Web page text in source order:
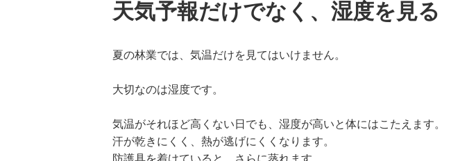
天気予報だけでなく、湿度を見る
夏の林業では、気温だけを見てはいけません。
大切なのは湿度です。
気温がそれほど高くない日でも、湿度が高いと体にはこたえます。
汗が乾きにくく、熱が逃げにくくなります。